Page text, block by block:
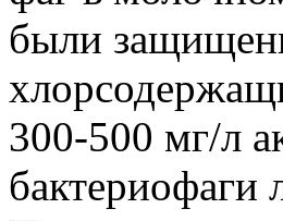
были
300-500 мг/л
бактериофаги